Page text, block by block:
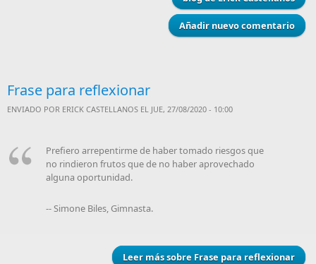
Añadir nuevo comentario
Frase para reflexionar
ENVIADO POR ERICK CASTELLANOS EL JUE, 27/08/2020 - 10:00
Prefiero arrepentirme de haber tomado riesgos que
no rindieron frutos que de no haber aprovechado
alguna oportunidad.
-- Simone Biles, Gimnasta.
Leer mássobre Frase para reflexionar